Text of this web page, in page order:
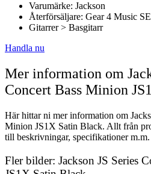
Varumärke: Jackson
Återförsäljare: Gear 4 Music SE
Gitarrer > Basgitarr
Handla nu
Mer information om
Concert Bass Minion
Här hittar ni mer information om
Minion JS1X Satin Black. Allt från
till beskrivningar, specifikationer m.m.
Fler bilder: Jackson JS Series